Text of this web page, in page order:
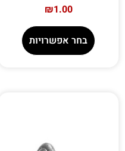
₪1.00
בחר אפשרויות